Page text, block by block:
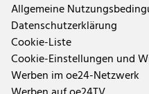
Allgemeine
Datenschutzerklärung
Cookie-Liste
Cookie-Einstellungen und
Werben im oe24-Netzwerk